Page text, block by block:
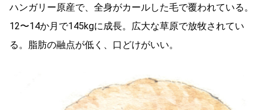
ハンガリー原産で、全身がカールした毛で覆われている。
12〜14か月で145kgに成長。広大な草原で放牧されてい
る。脂肪の融点が低く、口どけがいい。